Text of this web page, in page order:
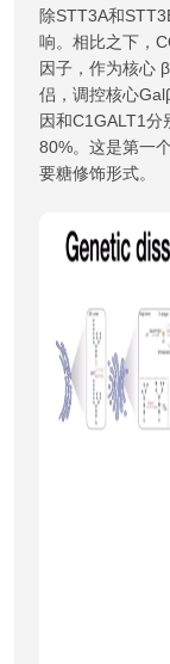
除STT3A和
响。相比之下，
因子，作为核心
侣，调控核心
因和C1GALT1分
80%。这是第一
要糖修饰形式。